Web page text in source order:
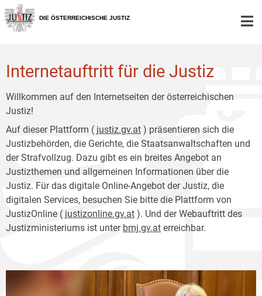
Zur
Hauptnavigation
[1]
Zum
Inhalt
[2]
DIE ÖSTERREICHISCHE JUSTIZ
Internetauftritt für die Justiz
Willkommen auf den Internetseiten der österreichischen
Justiz!
Auf dieser Plattform ( justiz.gv.at ) präsentieren sich die
Justizbehörden, die Gerichte, die Staatsanwaltschaften und
der Strafvollzug. Dazu gibt es ein breites Angebot an
Justizthemen und allgemeinen Informationen über die
Justiz. Für das digitale Online-Angebot der Justiz, die
digitalen Services, besuchen Sie bitte die Plattform von
JustizOnline ( justizonline.gv.at ). Und der Webauftritt des
Justizministeriums ist unter bmj.gv.at erreichbar.